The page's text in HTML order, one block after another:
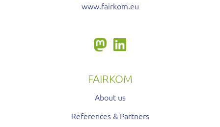
www.fairkom.eu
FAIRKOM
About us
References & Partners